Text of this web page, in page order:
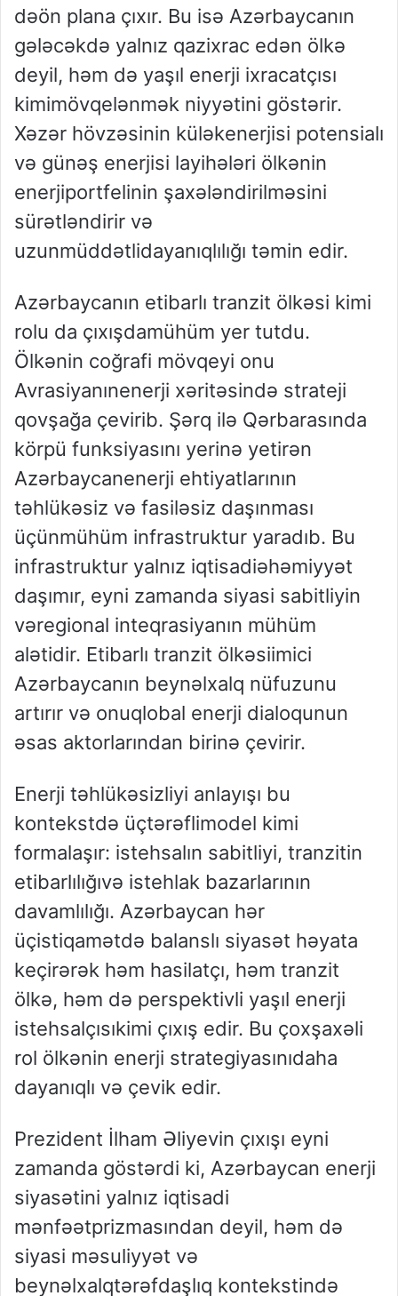
dəön plana çıxır. Bu isə Azərbaycanın
gələcəkdə yalnız qazixrac edən ölkə
deyil, həm də yaşıl enerji ixracatçısı
kimimövqelənmək niyyətini göstərir.
Xəzər hövzəsinin küləkenerjisi potensialı
və günəş enerjisi layihələri ölkənin
enerjiportfelinin şaxələndirilməsini
sürətləndirir və
uzunmüddətlidayanıqlılığı təmin edir.
Azərbaycanın etibarlı tranzit ölkəsi kimi
rolu da çıxışdamühüm yer tutdu.
Ölkənin coğrafi mövqeyi onu
Avrasiyanınenerji xəritəsində strateji
qovşağa çevirib. Şərq ilə Qərbarasında
körpü funksiyasını yerinə yetirən
Azərbaycanenerji ehtiyatlarının
təhlükəsiz və fasiləsiz daşınması
üçünmühüm infrastruktur yaradıb. Bu
infrastruktur yalnız iqtisadiəhəmiyyət
daşımır, eyni zamanda siyasi sabitliyin
vəregional inteqrasiyanın mühüm
alətidir. Etibarlı tranzit ölkəsiimici
Azərbaycanın beynəlxalq nüfuzunu
artırır və onuqlobal enerji dialoqunun
əsas aktorlarından birinə çevirir.
Enerji təhlükəsizliyi anlayışı bu
kontekstdə üçtərəflimodel kimi
formalaşır: istehsalın sabitliyi, tranzitin
etibarlılığıvə istehlak bazarlarının
davamlılığı. Azərbaycan hər
üçistiqamətdə balanslı siyasət həyata
keçirərək həm hasilatçı, həm tranzit
ölkə, həm də perspektivli yaşıl enerji
istehsalçısıkimi çıxış edir. Bu çoxşaxəli
rol ölkənin enerji strategiyasınıdaha
dayanıqlı və çevik edir.
Prezident İlham Əliyevin çıxışı eyni
zamanda göstərdi ki, Azərbaycan enerji
siyasətini yalnız iqtisadi
mənfəətprizmasından deyil, həm də
siyasi məsuliyyət və
beynəlxalqtərəfdaşlıq kontekstində